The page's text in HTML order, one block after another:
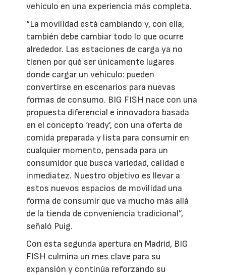
vehículo en una experiencia más completa.
“La movilidad está cambiando y, con ella,
también debe cambiar todo lo que ocurre
alrededor. Las estaciones de carga ya no
tienen por qué ser únicamente lugares
donde cargar un vehículo: pueden
convertirse en escenarios para nuevas
formas de consumo. BIG FISH nace con una
propuesta diferencial e innovadora basada
en el concepto ‘ready’, con una oferta de
comida preparada y lista para consumir en
cualquier momento, pensada para un
consumidor que busca variedad, calidad e
inmediatez. Nuestro objetivo es llevar a
estos nuevos espacios de movilidad una
forma de consumir que va mucho más allá
de la tienda de conveniencia tradicional”,
señaló Puig.
Con esta segunda apertura en Madrid, BIG
FISH culmina un mes clave para su
expansión y continúa reforzando su